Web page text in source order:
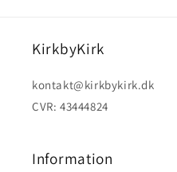
KirkbyKirk
kontakt@kirkbykirk.dk
CVR: 43444824
Information